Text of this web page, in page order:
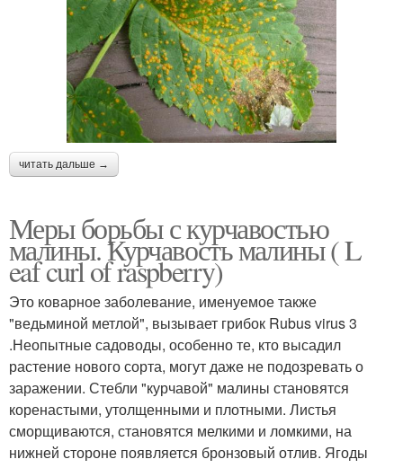
читать дальше →
Меры борьбы с курчавостью
малины. Курчавость малины ( L
eaf curl of raspberry)
Это коварное заболевание, именуемое также
"ведьминой метлой", вызывает грибок Rubus virus 3
.Неопытные садоводы, особенно те, кто высадил
растение нового сорта, могут даже не подозревать о
заражении. Стебли "курчавой" малины становятся
коренастыми, утолщенными и плотными. Листья
сморщиваются, становятся мелкими и ломкими, на
нижней стороне появляется бронзовый отлив. Ягоды